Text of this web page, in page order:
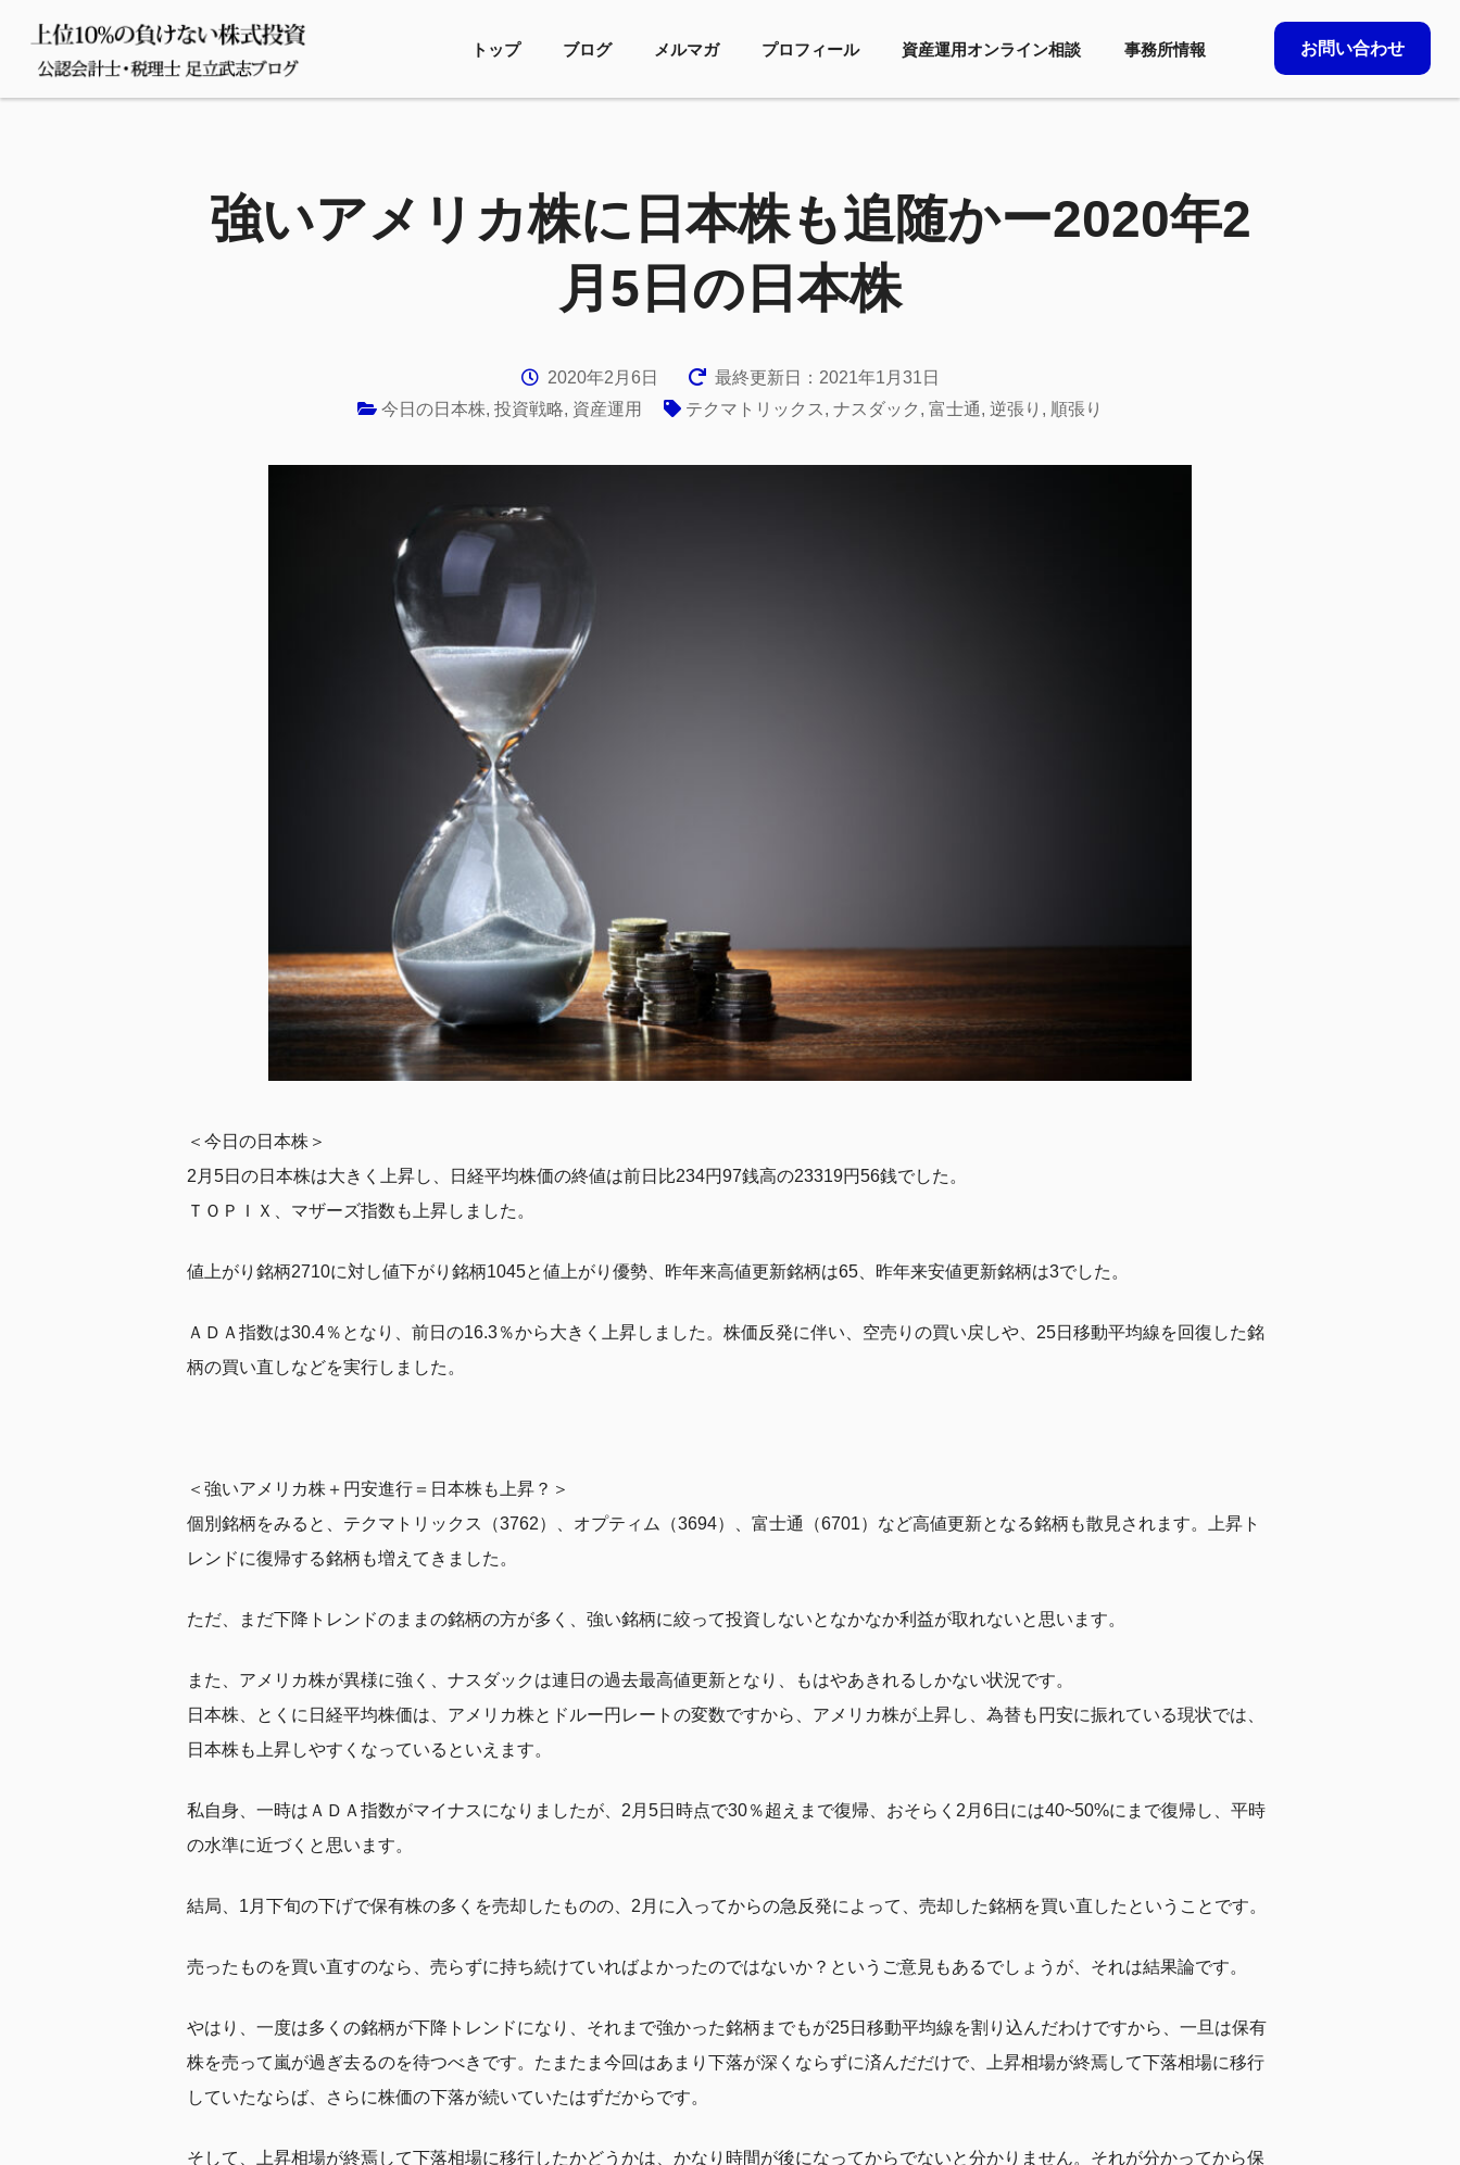
トップ ブログ メルマガ プロフィール 資産運用オンライン相談 事務所情報 お問い合わせ
強いアメリカ株に日本株も追随かー2020年2
月5日の日本株
2020年2月6日
最終更新日：2021年1月31日
今日の日本株, 投資戦略, 資産運用 テクマトリックス , ナスダック , 富士通, 逆張り , 順張り
＜今日の日本株＞
2月5日の日本株は大きく上昇し、日経平均株価の終値は前日比234円97銭高の23319円56銭でした。
ＴＯＰＩＸ、マザーズ指数も上昇しました。
値上がり銘柄2710に対し値下がり銘柄1045と値上がり優勢、昨年来高値更新銘柄は65、昨年来安値更新銘柄は3でした。
ＡＤＡ指数は30.4％となり、前日の16.3％から大きく上昇しました。株価反発に伴い、空売りの買い戻しや、25日移動平均線を回復した銘
柄の買い直しなどを実行しました。
＜強いアメリカ株＋円安進行＝日本株も上昇？＞
個別銘柄をみると、テクマトリックス（3762）、オプティム（3694）、富士通（6701）など高値更新となる銘柄も散見されます。上昇ト
レンドに復帰する銘柄も増えてきました。
ただ、まだ下降トレンドのままの銘柄の方が多く、強い銘柄に絞って投資しないとなかなか利益が取れないと思います。
また、アメリカ株が異様に強く、ナスダックは連日の過去最高値更新となり、もはやあきれるしかない状況です。
日本株、とくに日経平均株価は、アメリカ株とドルー円レートの変数ですから、アメリカ株が上昇し、為替も円安に振れている現状では、
日本株も上昇しやすくなっているといえます。
私自身、一時はＡＤＡ指数がマイナスになりましたが、2月5日時点で30％超えまで復帰、おそらく2月6日には40~50%にまで復帰し、平時
の水準に近づくと思います。
結局、1月下旬の下げで保有株の多くを売却したものの、2月に入ってからの急反発によって、売却した銘柄を買い直したということです。
売ったものを買い直すのなら、売らずに持ち続けていればよかったのではないか？というご意見もあるでしょうが、それは結果論です。
やはり、一度は多くの銘柄が下降トレンドになり、それまで強かった銘柄までもが25日移動平均線を割り込んだわけですから、一旦は保有
株を売って嵐が過ぎ去るのを待つべきです。たまたま今回はあまり下落が深くならずに済んだだけで、上昇相場が終焉して下落相場に移行
していたならば、さらに株価の下落が続いていたはずだからです。
そして、上昇相場が終焉して下落相場に移行したかどうかは、かなり時間が後になってからでないと分かりません。それが分かってから保